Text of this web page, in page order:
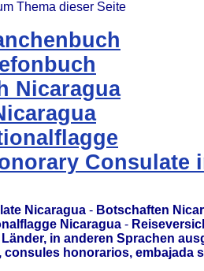
Thema dieser Seite
Nicaragua
Consulate
Nicaragua - Botschaften
Nicaragua -
in anderen Sprachen
honorarios, embajada